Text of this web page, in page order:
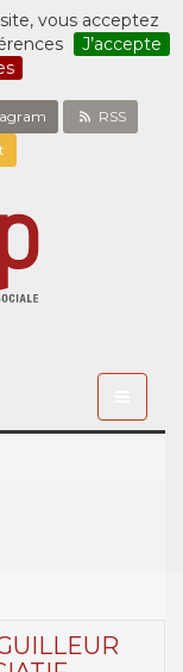
vous acceptez
J’accepte
RSS